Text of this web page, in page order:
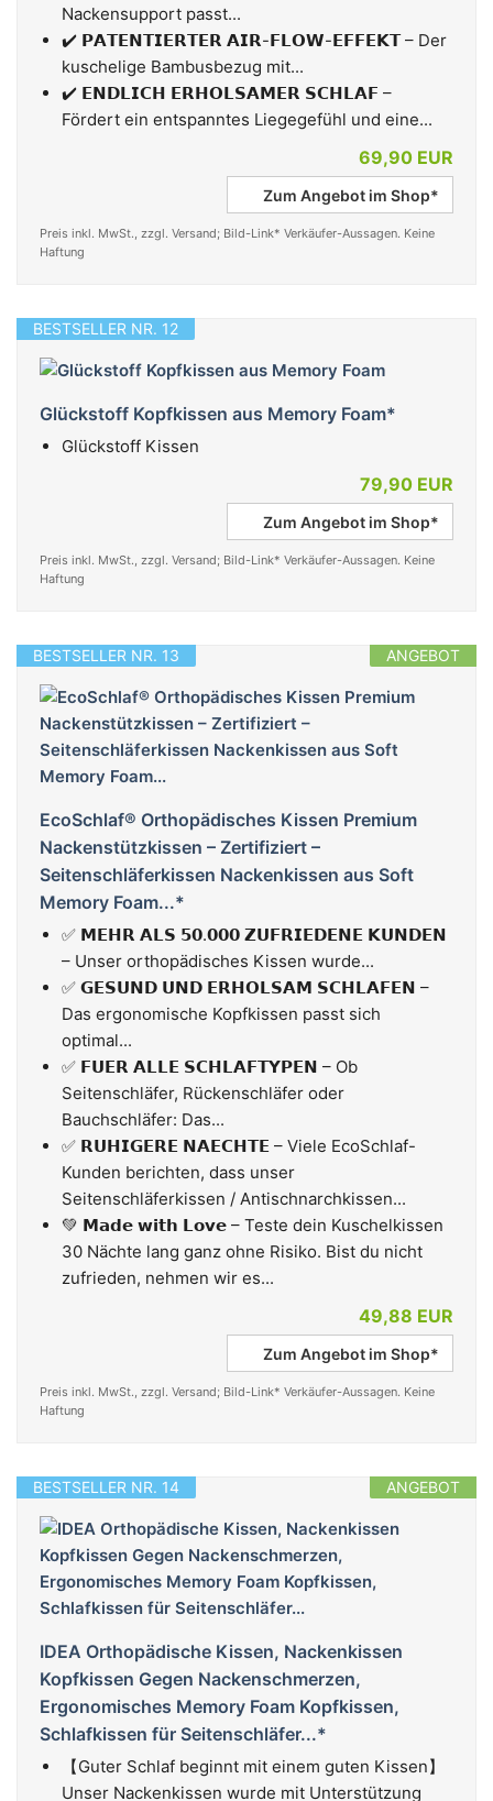
Nackensupport passt...
✔️ 𝗣𝗔𝗧𝗘𝗡𝗧𝗜𝗘𝗥𝗧𝗘𝗥 𝗔𝗜𝗥-𝗙𝗟𝗢𝗪-𝗘𝗙𝗙𝗘𝗞𝗧 – Der
kuschelige Bambusbezug mit...
✔️ 𝗘𝗡𝗗𝗟𝗜𝗖𝗛 𝗘𝗥𝗛𝗢𝗟𝗦𝗔𝗠𝗘𝗥 𝗦𝗖𝗛𝗟𝗔𝗙 –
Fördert ein entspanntes Liegegefühl und eine...
69,90 EUR
Zum Angebot im Shop*
Preis inkl. MwSt., zzgl. Versand; Bild-Link* Verkäufer-Aussagen. Keine
Haftung
BESTSELLER NR. 12
Glückstoff Kopfkissen aus Memory Foam*
Glückstoff Kissen
79,90 EUR
Zum Angebot im Shop*
Preis inkl. MwSt., zzgl. Versand; Bild-Link* Verkäufer-Aussagen. Keine
Haftung
ANGEBOT
BESTSELLER NR. 13
EcoSchlaf® Orthopädisches Kissen Premium
Nackenstützkissen – Zertifiziert –
Seitenschläferkissen Nackenkissen aus Soft
Memory Foam...*
✅ 𝗠𝗘𝗛𝗥 𝗔𝗟𝗦 𝟱𝟬.𝟬𝟬𝟬 𝗭𝗨𝗙𝗥𝗜𝗘𝗗𝗘𝗡𝗘 𝗞𝗨𝗡𝗗𝗘𝗡
– Unser orthopädisches Kissen wurde...
✅ 𝗚𝗘𝗦𝗨𝗡𝗗 𝗨𝗡𝗗 𝗘𝗥𝗛𝗢𝗟𝗦𝗔𝗠 𝗦𝗖𝗛𝗟𝗔𝗙𝗘𝗡 –
Das ergonomische Kopfkissen passt sich
optimal...
✅ 𝗙𝗨𝗘𝗥 𝗔𝗟𝗟𝗘 𝗦𝗖𝗛𝗟𝗔𝗙𝗧𝗬𝗣𝗘𝗡 – Ob
Seitenschläfer, Rückenschläfer oder
Bauchschläfer: Das...
✅ 𝗥𝗨𝗛𝗜𝗚𝗘𝗥𝗘 𝗡𝗔𝗘𝗖𝗛𝗧𝗘 – Viele EcoSchlaf-
Kunden berichten, dass unser
Seitenschläferkissen / Antischnarchkissen...
💚 𝗠𝗮𝗱𝗲 𝘄𝗶𝘁𝗵 𝗟𝗼𝘃𝗲 – Teste dein Kuschelkissen
30 Nächte lang ganz ohne Risiko. Bist du nicht
zufrieden, nehmen wir es...
49,88 EUR
Zum Angebot im Shop*
Preis inkl. MwSt., zzgl. Versand; Bild-Link* Verkäufer-Aussagen. Keine
Haftung
ANGEBOT
BESTSELLER NR. 14
IDEA Orthopädische Kissen, Nackenkissen
Kopfkissen Gegen Nackenschmerzen,
Ergonomisches Memory Foam Kopfkissen,
Schlafkissen für Seitenschläfer...*
【Guter Schlaf beginnt mit einem guten Kissen】
Unser Nackenkissen wurde mit Unterstützung